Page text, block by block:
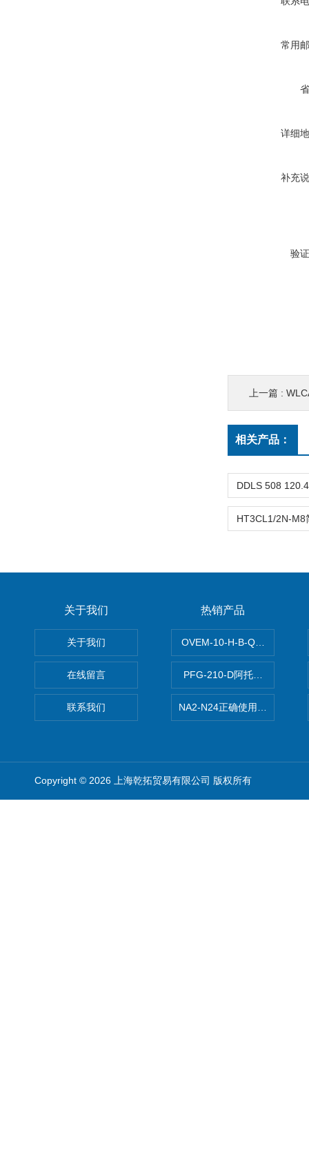
常用
详细
补充
验
上一篇 :
相关产品：
关于我们
关于我们
在线留言
联系我们
热销产品
OVEM-10-H-B-QO-CE-N-2P
PFG-210-D阿托斯ATOS电
NA2-N24正确使用松下安全光
Copyright © 2026 上海乾拓贸易有限公司 版权所有